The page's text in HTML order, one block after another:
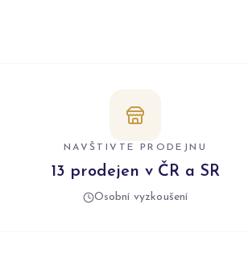
NAVŠTIVTE PRODEJNU
13 prodejen v ČR a SR
Osobní vyzkoušení